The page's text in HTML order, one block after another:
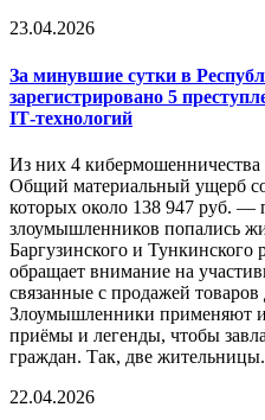
23.04.2026
За минувшие сутки в
зарегистрировано 5
IT‑технологий
Из них 4 кибермошенничества
Общий материальный ущерб
которых около 138 947 руб. —
злоумышленников попались
Баргузинского и
обращает внимание на
связанные с продажей товаров
Злоумышленники применяют
приёмы и легенды, чтобы
граждан. Так, две
22.04.2026